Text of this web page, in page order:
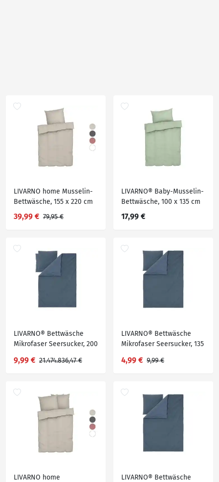
LIVARNO home Musselin-
Bettwäsche, 155 x 220 cm
39,99 € 79,95 €
LIVARNO® Baby-Musselin-
Bettwäsche, 100 x 135 cm
17,99 €
LIVARNO® Bettwäsche
Mikrofaser Seersucker, 200
9,99 € 21.474.836,47 €
LIVARNO® Bettwäsche
Mikrofaser Seersucker, 135
4,99 € 9,99 €
LIVARNO home
LIVARNO® Bettwäsche